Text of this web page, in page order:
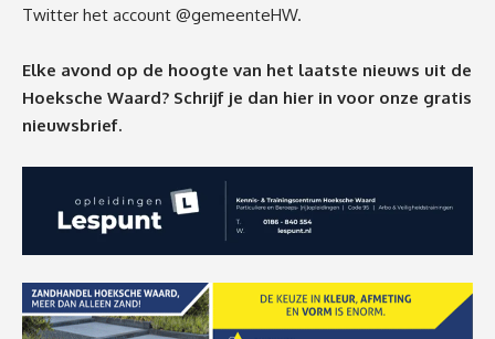
Twitter het account @gemeenteHW.
Elke avond op de hoogte van het laatste nieuws uit de
Hoeksche Waard? Schrijf je dan hier in voor onze gratis
nieuwsbrief.